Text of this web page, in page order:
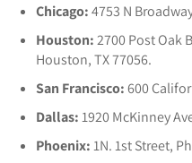
Chicago:4753 N
Houston:2700 Post Oak
Houston, TX 77056.
San Francisco:600
Dallas:1920 McKinney
Phoenix:1N. 1st Street,